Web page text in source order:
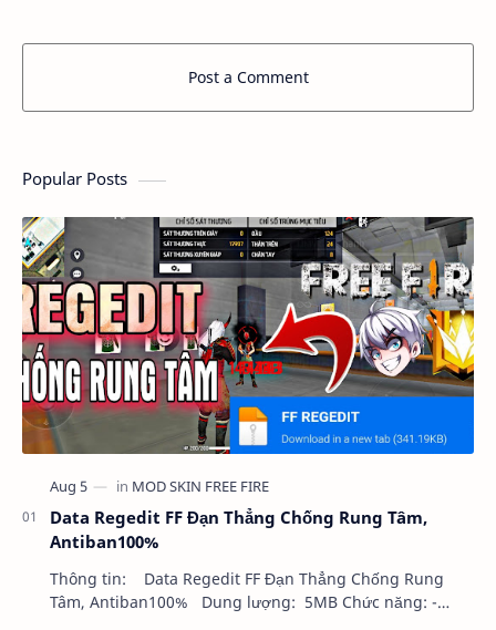
Post a Comment
Popular Posts
Data Regedit FF Đạn Thẳng Chống Rung Tâm,
Antiban100%
Thông tin: Data Regedit FF Đạn Thẳng Chống Rung
Tâm, Antiban100% Dung lượng: 5MB Chức năng: -